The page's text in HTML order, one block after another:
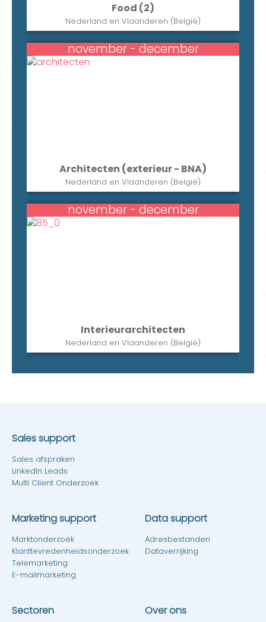
Food (2)
Nederland en Vlaanderen (België)
november - december
Architecten (exterieur - BNA)
Nederland en Vlaanderen (België)
november - december
Interieurarchitecten
Nederland en Vlaanderen (België)
Sales support
Sales afspraken
LinkedIn Leads
Multi Client Onderzoek
Marketing support
Marktonderzoek
Klanttevredenheidsonderzoek
Telemarketing
E-mailmarketing
Data support
Adresbestanden
Dataverrijking
Sectoren Over ons